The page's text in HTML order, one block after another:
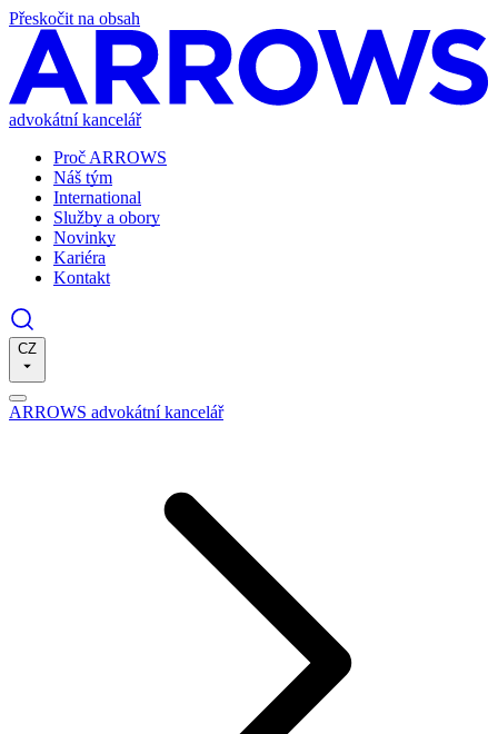
Přeskočit na obsah
advokátní kancelář
Proč ARROWS
Náš tým
International
Služby a obory
Novinky
Kariéra
Kontakt
CZ
ARROWS advokátní kancelář